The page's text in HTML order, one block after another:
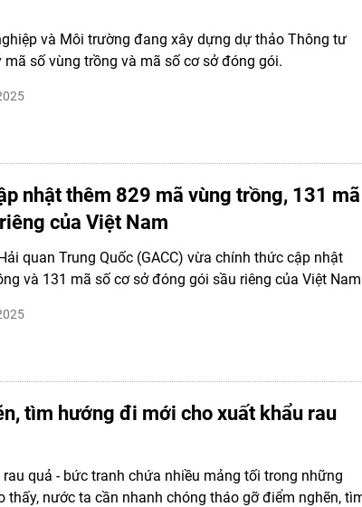
và Môi trường đang xây dựng dự thảo Thông tư
số vùng trồng và mã số cơ sở đóng gói.
nhật thêm 829 mã vùng trồng, 131 mã
của Việt Nam
quan Trung Quốc (GACC) vừa chính thức cập nhật
và 131 mã số cơ sở đóng gói sầu riêng của Việt
tìm hướng đi mới cho xuất khẩu rau
rau quả - bức tranh chứa nhiều mảng tối trong những
thấy, nước ta cần nhanh chóng tháo gỡ điểm nghẽn,